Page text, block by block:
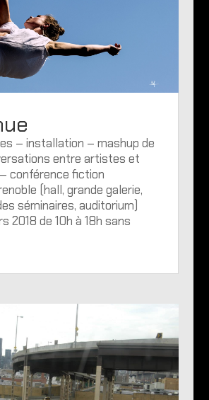
– installation – mashup de
entre artistes et
conférence fiction
(hall, grande galerie,
séminaires, auditorium)
2018 de 10h à 18h sans